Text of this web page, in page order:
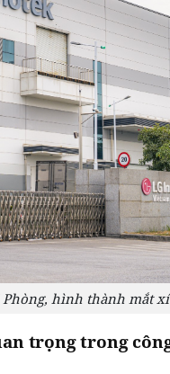
hình thành mắt
trọng trong